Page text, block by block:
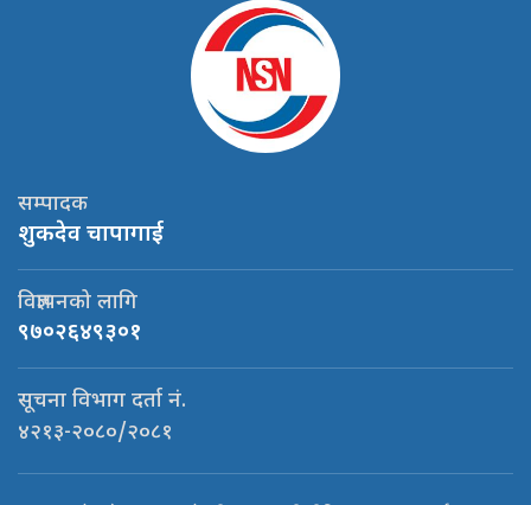
सम्पादक
शुकदेव चापागाई
विज्ञापनको लागि
९७०२६४९३०१
सूचना विभाग दर्ता नं.
४२१३-२०८०/२०८१